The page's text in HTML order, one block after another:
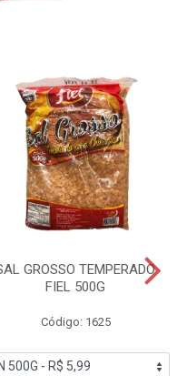
GROSSO TEMPERADO
FIEL 500G
Código: 1625